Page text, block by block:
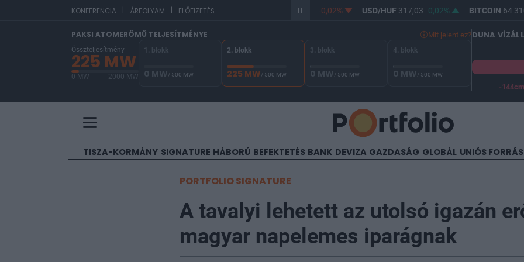
KONFERENCIA | ÁRFOLYAM | ELŐFIZETÉS 365,32 -0,02% USD/HUF 317,03 0,02% BITCOIN 64
PAKSI ATOMERŐMŰ TELJESÍTMÉNYE Mit jelent ez?
Összteljesítmény
225 MW
0 MW 2000 MW
1. blokk
0 MW/ 500 MW
2. blokk
225 MW/ 500 MW
3. blokk
0 MW/ 500 MW
4. blokk
0 MW/ 500 MW
DUNA
-144cm
TISZA-KORMÁNY SIGNATURE HÁBORÚ BEFEKTETÉS BANK DEVIZA GAZDASÁG GLOBÁL UNIÓS
PORTFOLIO SIGNATURE
A tavalyi lehetett az utolsó igazán
magyar napelemes iparágnak